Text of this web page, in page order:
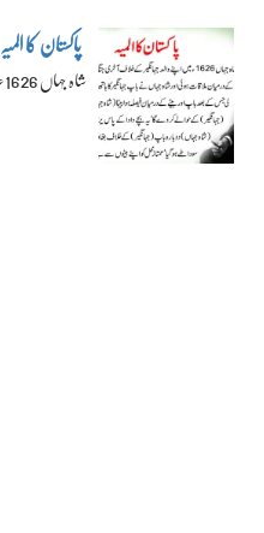
پاکستان کا المیہ
شاہ جہاں 1626ء میں اپنے والد جہانگیر کے خلاف آخری…